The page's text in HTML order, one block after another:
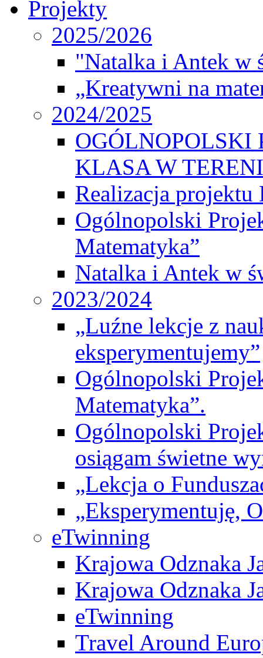
Projekty
2025/2026
"Natalka i Antek w
„Kreatywni na
2024/2025
OGÓLNOPOLSKI
KLASA W
Realizacja
Ogólnopolski
Matematyka”
Natalka i Antek w
2023/2024
„Luźne lekcje z
eksperymentujemy”
Ogólnopolski
Matematyka”.
Ogólnopolski
osiągam świetne
„Lekcja o
„Eksperymentuję,
eTwinning
Krajowa Odznaka
Krajowa Odznaka
eTwinning
Travel Around